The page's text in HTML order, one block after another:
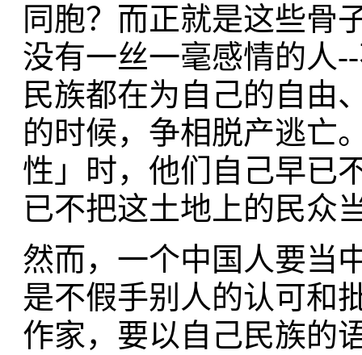
同胞？而正就是这些骨
没有一丝一毫感情的人
民族都在为自己的自由
的时候，争相脱产逃亡
性」时，他们自己早已
已不把这土地上的民众
然而，一个中国人要当
是不假手别人的认可和
作家，要以自己民族的